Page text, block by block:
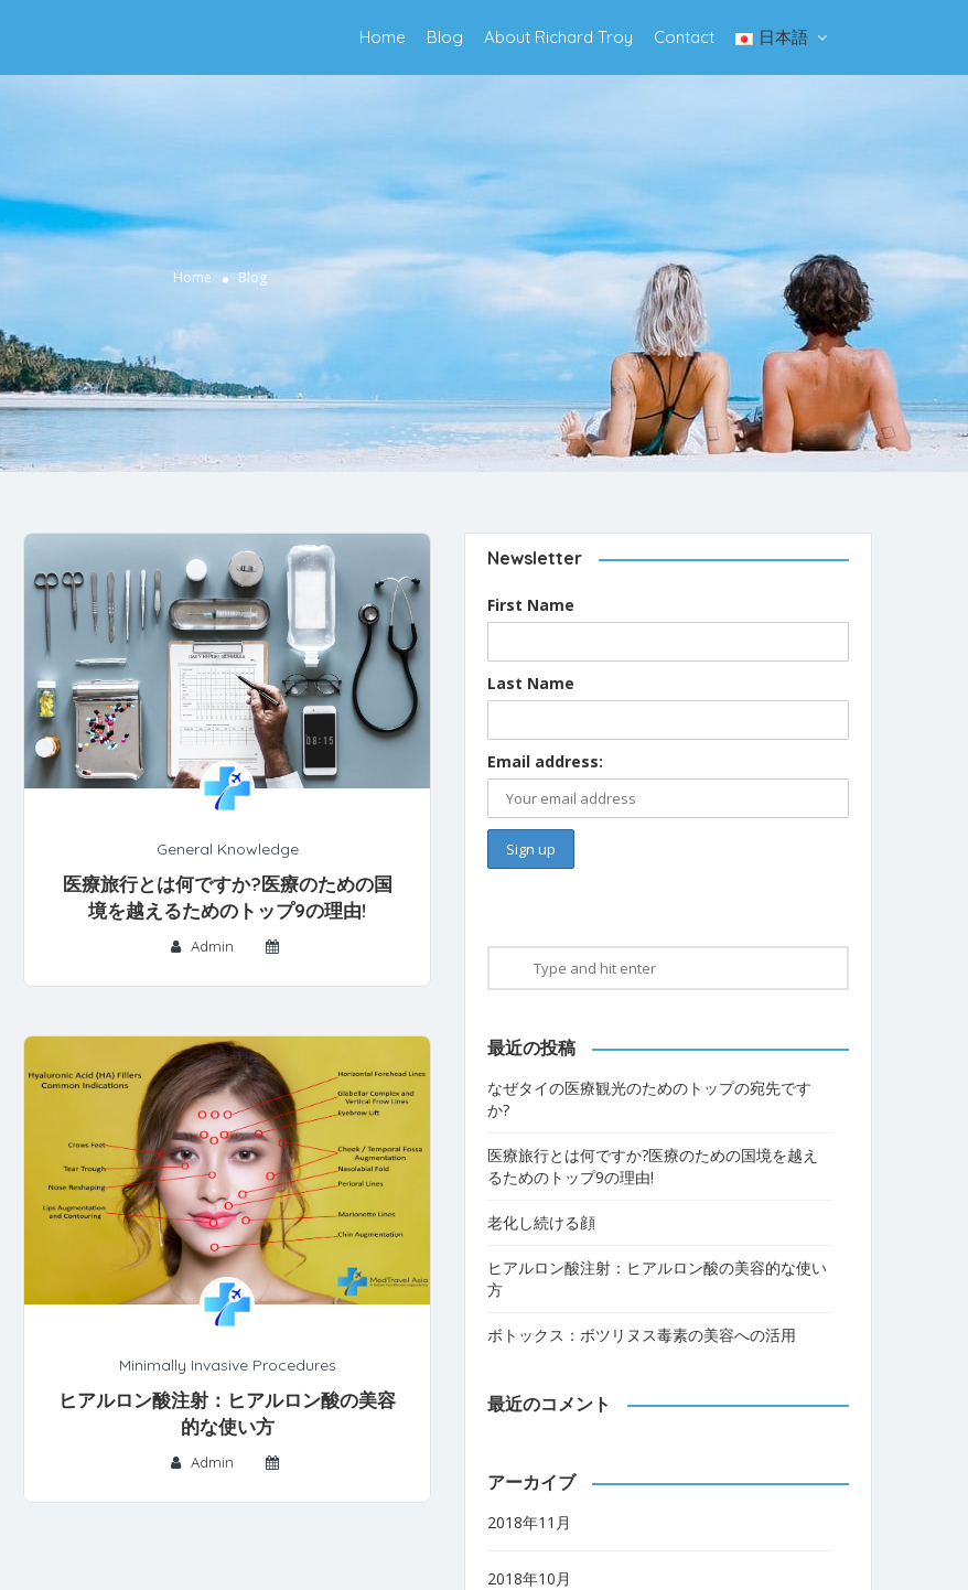
Home Blog About Richard Troy Contact 日本語
Home Blog
General Knowledge
医療旅行とは何ですか?医療のための国
境を越えるためのトップ9の理由!
Admin
Minimally Invasive Procedures
ヒアルロン酸注射：ヒアルロン酸の美容
的な使い方
Admin
Newsletter
First Name
Last Name
Email address:
最近の投稿
なぜタイの医療観光のためのトップの宛先です
か?
医療旅行とは何ですか?医療のための国境を越え
るためのトップ9の理由!
老化し続ける顔
ヒアルロン酸注射：ヒアルロン酸の美容的な使い
方
ボトックス：ボツリヌス毒素の美容への活用
最近のコメント
アーカイブ
2018年11月
2018年10月